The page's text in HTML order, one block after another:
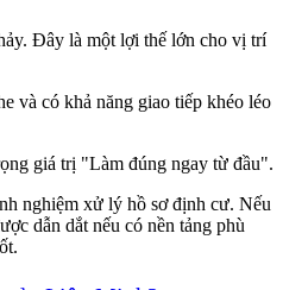
Đây là một lợi thế lớn cho vị trí
và có khả năng giao tiếp khéo léo
giá trị "Làm đúng ngay từ đầu".
nghiệm xử lý hồ sơ định cư. Nếu
dẫn dắt nếu có nền tảng phù